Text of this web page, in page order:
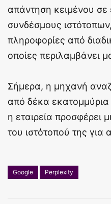
απάντηση κειμένου σε
συνδέσμους
πληροφορίες από
οποίες περιλαμβάνει
Σήμερα, η μηχανή
από δέκα
η εταιρεία προσφέρει
του ιστότοπού της για
Google Perplexity